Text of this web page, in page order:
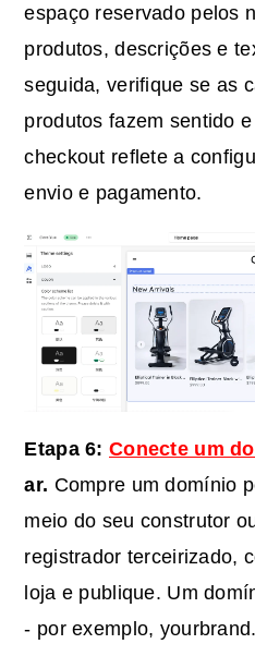
espaço reservado pelos
produtos, descrições e
seguida, verifique se as
produtos fazem sentido
checkout reflete a
envio e pagamento.
Etapa 6: Conecte um
ar. Compre um domínio
meio do seu construtor
registrador terceirizado,
loja e publique. Um
- por exemplo,